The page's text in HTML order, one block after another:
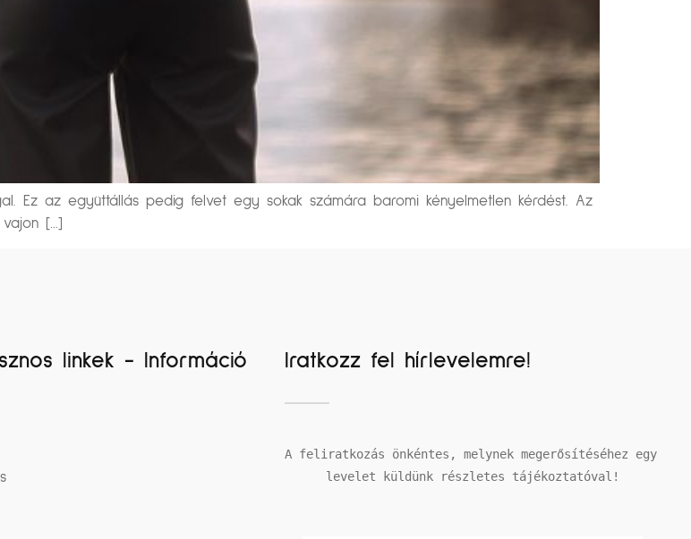
Ez az együttállás pedig felvet egy sokak számára baromi kényelmetlen kérdést. Az
[…]
linkek - Információ Iratkozz fel hírlevelemre!
A feliratkozás önkéntes, melynek megerősítéséhez egy
levelet küldünk részletes tájékoztatóval!